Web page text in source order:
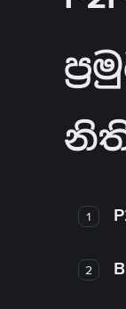
1
2